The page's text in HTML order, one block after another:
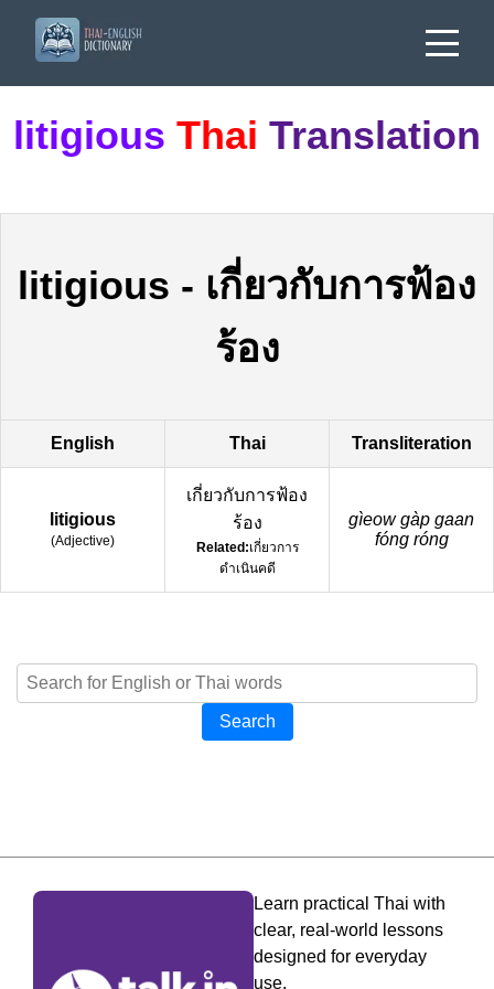
litigious Thai Translation
litigious - เกี่ยวกับการฟ้อง
ร้อง
English Thai Transliteration
litigious
(Adjective)
เกี่ยวกับการฟ้อง
ร้อง
Related:เกี่ยวการ
ดำเนินคดี
gìeow gàp gaan
fóng róng
Search
Learn practical Thai with
clear, real-world lessons
designed for everyday
use.